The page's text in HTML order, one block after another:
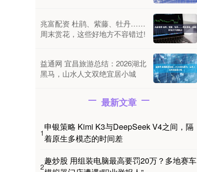
兆富配资 杜鹃、紫藤、牡丹……
周末赏花，这些好地方不容错过!
益通网 宜昌旅游总结：2026湖北
黑马，山水人文双绝宜居小城
最新文章
1
申银策略 Kimi K3与DeepSeek V4之间，隔
着原生多模态的时间差
2
趣炒股 用组装电脑最高要罚20万？多地赛车